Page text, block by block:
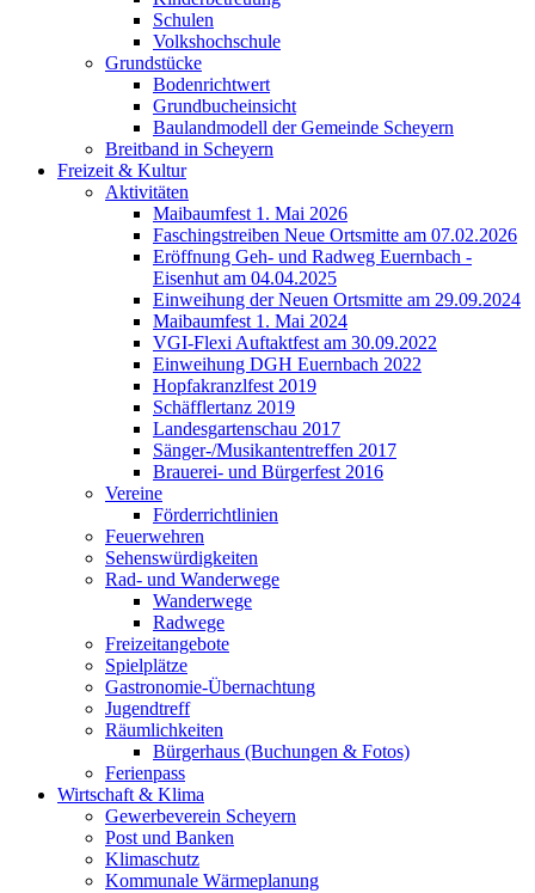
Schulen
Volkshochschule
Grundstücke
Bodenrichtwert
Grundbucheinsicht
Baulandmodell der Gemeinde Scheyern
Breitband in Scheyern
Freizeit & Kultur
Aktivitäten
Maibaumfest 1. Mai 2026
Faschingstreiben Neue Ortsmitte am 07.02.2026
Eröffnung Geh- und Radweg Euernbach -
Eisenhut am 04.04.2025
Einweihung der Neuen Ortsmitte am 29.09.2024
Maibaumfest 1. Mai 2024
VGI-Flexi Auftaktfest am 30.09.2022
Einweihung DGH Euernbach 2022
Hopfakranzlfest 2019
Schäfflertanz 2019
Landesgartenschau 2017
Sänger-/Musikantentreffen 2017
Brauerei- und Bürgerfest 2016
Vereine
Förderrichtlinien
Feuerwehren
Sehenswürdigkeiten
Rad- und Wanderwege
Wanderwege
Radwege
Freizeitangebote
Spielplätze
Gastronomie-Übernachtung
Jugendtreff
Räumlichkeiten
Bürgerhaus (Buchungen & Fotos)
Ferienpass
Wirtschaft & Klima
Gewerbeverein Scheyern
Post und Banken
Klimaschutz
Kommunale Wärmeplanung